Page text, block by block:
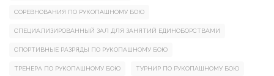
СОРЕВНОВАНИЯ ПО РУКОПАШНОМУ БОЮ
СПЕЦИАЛИЗИРОВАННЫЙ ЗАЛ ДЛЯ ЗАНЯТИЙ ЕДИНОБОРСТВАМИ
СПОРТИВНЫЕ РАЗРЯДЫ ПО РУКОПАШНОМУ БОЮ
ТРЕНЕРА ПО РУКОПАШНОМУ БОЮ ТУРНИР ПО РУКОПАШНОМУ БОЮ